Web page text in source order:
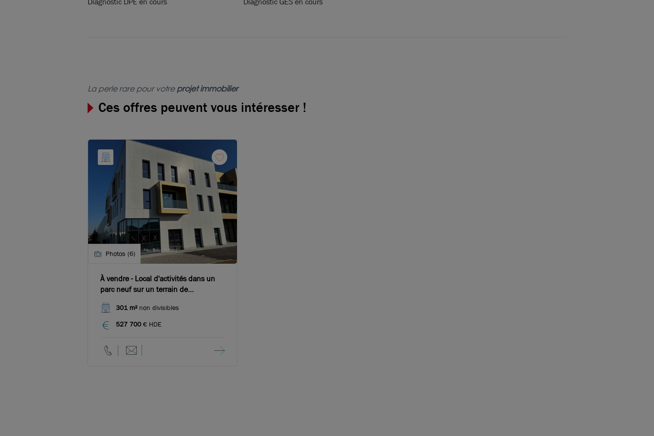
La perle rare pour votreprojet immobilier
Ces offres peuvent vous intéresser !
Photos (6)
À vendre - Local d'activités dans un
parc neuf sur un terrain de
9&nbsp;000 m² - Décines
301 m²non divisibles
527 700 € HDE